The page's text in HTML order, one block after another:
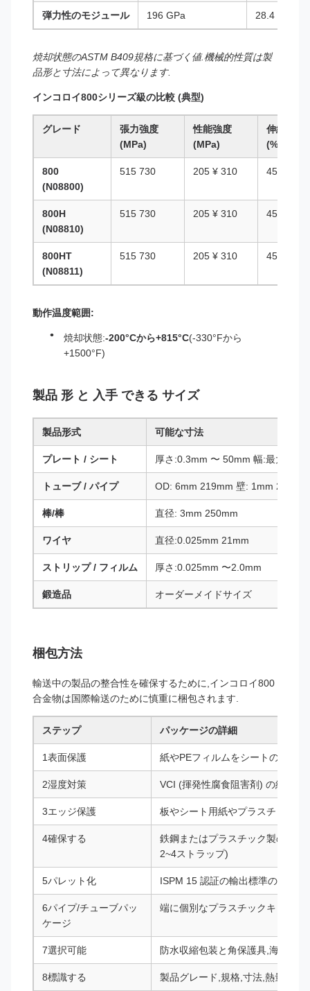
弾力性のモジュール 196 GPa 28.4 x 103
焼却状態のASTM B409規格に基づく値.機械的性質は製
品形と寸法によって異なります.
インコロイ800シリーズ級の比較 (典型)
グレード
張力強度
(MPa)
性能強度
(MPa)
伸縮
(%)
800
(N08800)
515 730 205 ¥ 310 45 60
800H
(N08810)
515 730 205 ¥ 310 45 60
800HT
(N08811)
515 730 205 ¥ 310 45 60
動作温度範囲:
焼却状態:-200°Cから+815°C(-330°Fから
+1500°F)
製品 形 と 入手 できる サイズ
製品形式 可能な寸法
プレート / シート 厚さ:0.3mm 〜 50mm 幅:最大
トューブ / パイプ OD: 6mm 219mm 壁: 1mm 20mm
棒/棒 直径: 3mm 250mm
ワイヤ 直径:0.025mm 21mm
ストリップ / フィルム 厚さ:0.025mm 〜2.0mm
鍛造品 オーダーメイドサイズ
梱包方法
輸送中の製品の整合性を確保するために,インコロイ800
合金物は国際輸送のために慎重に梱包されます.
ステップ パッケージの詳細
1表面保護 紙やPEフィルムをシートの間に
2湿度対策 VCI (揮発性腐食阻害剤) の紙と防
3エッジ保護 板やシート用紙やプラスチック製
4確保する
鉄鋼またはプラスチック製の重用
2~4ストラップ)
5パレット化 ISPM 15 認証の輸出標準の蒸発
6パイプ/チューブパッ
ケージ
端に個別なプラスチックキャップ
7選択可能 防水収縮包装と角保護具,海運用
8標識する 製品グレード,規格,寸法,熱量数,純